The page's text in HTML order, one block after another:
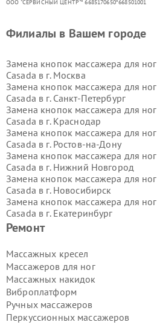
ООО "СЕРВИСНЫЙ ЦЕНТР"* 6685170650*668501001
Ремонт
Массажных кресел
Массажеров для ног
Массажных накидок
Виброплатформ
Ручных массажеров
Перкуссионных массажеров
Филиалы в Вашем городе
Замена кнопок массажера для ног
Casada в г. Москва
Замена кнопок массажера для ног
Casada в г. Санкт-Петербург
Замена кнопок массажера для ног
Casada в г. Краснодар
Замена кнопок массажера для ног
Casada в г. Ростов-на-Дону
Замена кнопок массажера для ног
Casada в г. Нижний Новгород
Замена кнопок массажера для ног
Casada в г. Новосибирск
Замена кнопок массажера для ног
Casada в г. Екатеринбург
Замена кнопок массажера для ног
Замена кнопок массажера для ног
Casada в г.Воронеж
Замена кнопок массажера для ног
Casada в г.Волгоград
Замена кнопок массажера для ног
Casada в г.Самара
Замена кнопок массажера для ног